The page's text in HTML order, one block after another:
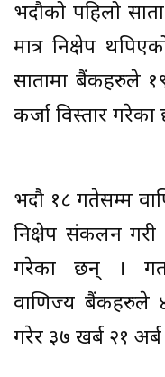
भदौको पहिलो
मात्र निक्षेप
सातामा बैंकहरुले १९
कर्जा विस्तार गरेका
भदौ १८ गतेसम्म
निक्षेप संकलन गरी
गरेका छन् । गत
वाणिज्य बैंकहरुले
गरेर ३७ खर्ब २१